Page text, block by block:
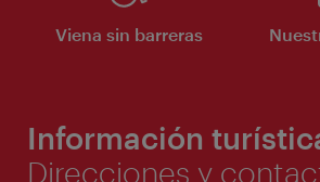
Viena sin barreras
Información
Direcciones y